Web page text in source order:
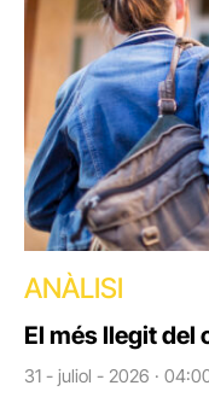
ANÀLISI
El més llegit
31 - juliol - 2026 ·